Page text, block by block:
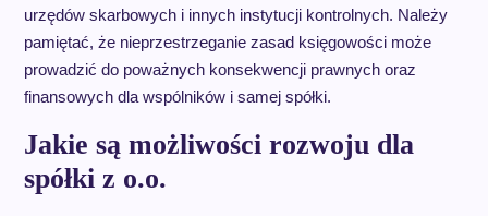
urzędów skarbowych i innych instytucji kontrolnych. Należy
pamiętać, że nieprzestrzeganie zasad księgowości może
prowadzić do poważnych konsekwencji prawnych oraz
finansowych dla wspólników i samej spółki.
Jakie są możliwości rozwoju dla
spółki z o.o.